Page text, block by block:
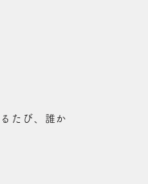
たび、誰か